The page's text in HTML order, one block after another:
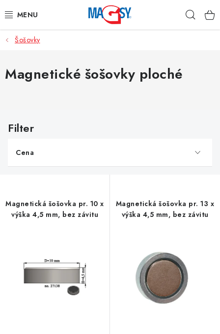
na
HLAVNÉ KATEGÓRIE
MAGNETICKÉ POMÔCKY
Šošovky
Magnetické šošovky ploché
ý
s
r
o
Cena
Magnetická šošovka pr. 10 x
výška 4,5 mm, bez závitu
Magnetická šošovka pr. 13 x
výška 4,5 mm, bez závitu